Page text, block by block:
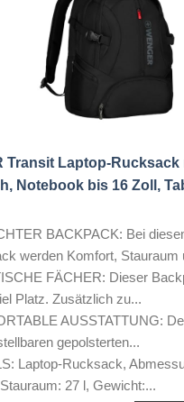
Transit Laptop-Rucksack
Notebook bis 16 Zoll,
BACKPACK: Bei
werden Komfort, Stauraum
FÄCHER: Dieser
Platz. Zusätzlich zu...
AUSSTATTUNG:
gepolsterten...
Laptop-Rucksack,
27 l, Gewicht:...